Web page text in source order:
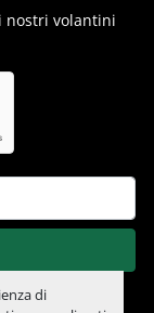
di
nostri volantini